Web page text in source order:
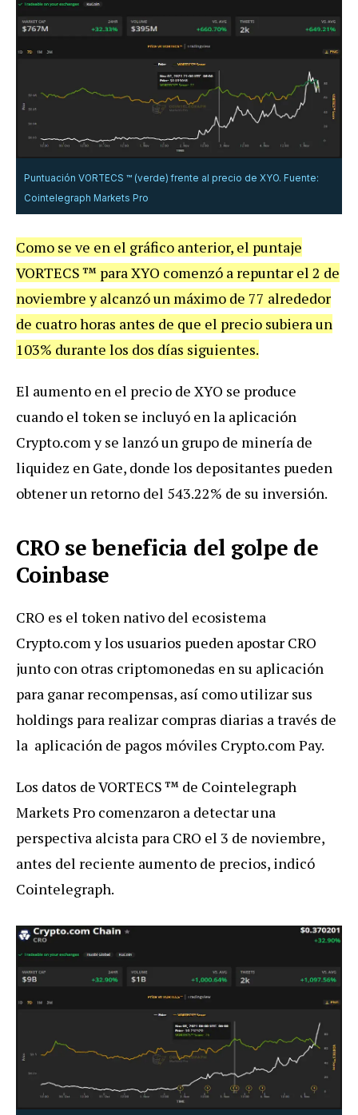
Puntuación VORTECS ™ (verde) frente al precio de XYO. Fuente:
Cointelegraph Markets Pro
Como se ve en el gráfico anterior, el puntaje
VORTECS ™ para XYO comenzó a repuntar el 2 de
noviembre y alcanzó un máximo de 77 alrededor
de cuatro horas antes de que el precio subiera un
103% durante los dos días siguientes.
El aumento en el precio de XYO se produce
cuando el token se incluyó en la aplicación
Crypto.com y se lanzó un grupo de minería de
liquidez en Gate, donde los depositantes pueden
obtener un retorno del 543.22% de su inversión.
CRO se beneficia del golpe de
Coinbase
CRO es el token nativo del ecosistema
Crypto.com y los usuarios pueden apostar CRO
junto con otras criptomonedas en su aplicación
para ganar recompensas, así como utilizar sus
holdings para realizar compras diarias a través de
la aplicación de pagos móviles Crypto.com Pay.
Los datos de VORTECS ™ de Cointelegraph
Markets Pro comenzaron a detectar una
perspectiva alcista para CRO el 3 de noviembre,
antes del reciente aumento de precios, indicó
Cointelegraph.